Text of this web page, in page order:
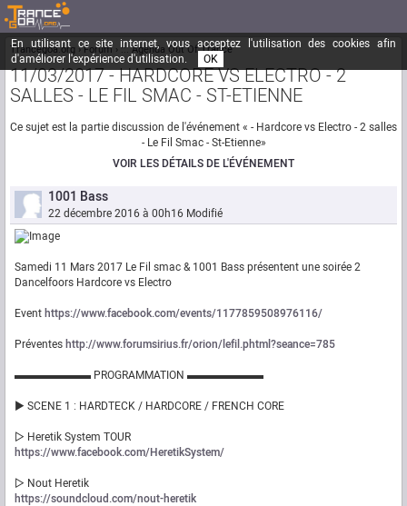
En utilisant ce site internet, vous acceptez l'utilisation des cookies afin
d'améliorer l'expérience d'utilisation.
OK
Trancegoa.org Forum ::. Agenda Out Of Trance
11/03/2017 - HARDCORE VS ELECTRO - 2
SALLES - LE FIL SMAC - ST-ETIENNE
Ce sujet est la partie discussion de l'événement « - Hardcore vs Electro - 2 salles
- Le Fil Smac - St-Etienne»
VOIR LES DÉTAILS DE L'ÉVÉNEMENT
1001 Bass
22 décembre 2016 à 00h16 Modifié
Samedi 11 Mars 2017 Le Fil smac & 1001 Bass présentent une soirée 2
Dancelfoors Hardcore vs Electro
Eventhttps://www.facebook.com/events/1177859508976116/
Préventeshttp://www.forumsirius.fr/orion/lefil.phtml?seance=785
▬▬▬▬▬▬▬ PROGRAMMATION ▬▬▬▬▬▬▬
► SCENE 1 : HARDTECK / HARDCORE / FRENCH CORE
▷ Heretik System TOUR
https://www.facebook.com/HeretikSystem/
▷ Nout Heretik
https://soundcloud.com/nout-heretik